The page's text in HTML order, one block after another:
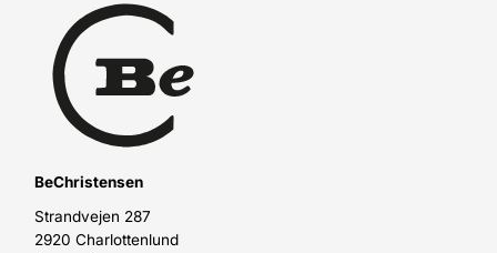
BeChristensen
Strandvejen 287
2920 Charlottenlund